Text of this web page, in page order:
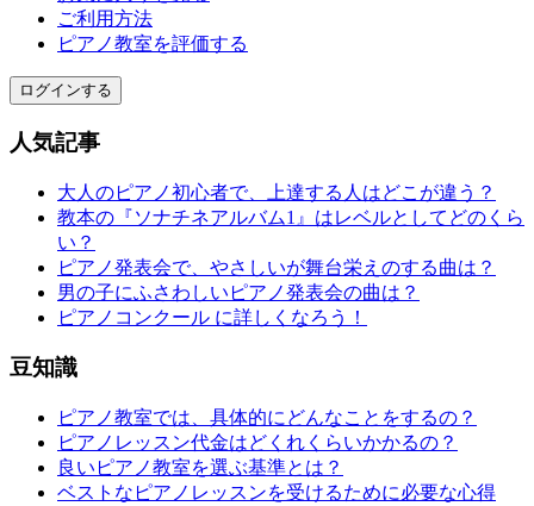
ご利用方法
ピアノ教室を評価する
ログインする
人気記事
大人のピアノ初心者で、上達する人はどこが違う？
教本の『ソナチネアルバム1』はレベルとしてどのくら
い？
ピアノ発表会で、やさしいが舞台栄えのする曲は？
男の子にふさわしいピアノ発表会の曲は？
ピアノコンクール に詳しくなろう！
豆知識
ピアノ教室では、具体的にどんなことをするの？
ピアノレッスン代金はどくれくらいかかるの？
良いピアノ教室を選ぶ基準とは？
ベストなピアノレッスンを受けるために必要な心得